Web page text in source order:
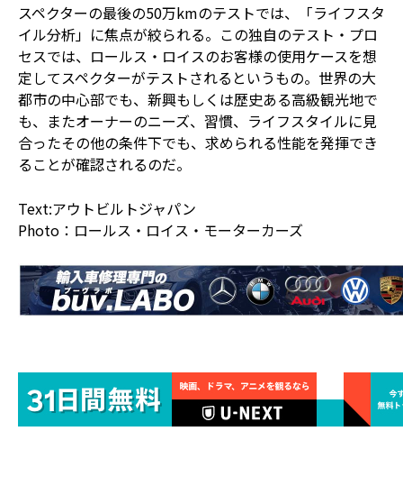
スペクターの最後の50万kmのテストでは、「ライフスタ
イル分析」に焦点が絞られる。この独自のテスト・プロ
セスでは、ロールス・ロイスのお客様の使用ケースを想
定してスペクターがテストされるというもの。世界の大
都市の中心部でも、新興もしくは歴史ある高級観光地で
も、またオーナーのニーズ、習慣、ライフスタイルに見
合ったその他の条件下でも、求められる性能を発揮でき
ることが確認されるのだ。
Text:アウトビルトジャパン
Photo：ロールス・ロイス・モーターカーズ